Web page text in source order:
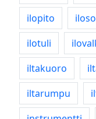
ilopito
ilotuli
iltakuoro
iltarumpu